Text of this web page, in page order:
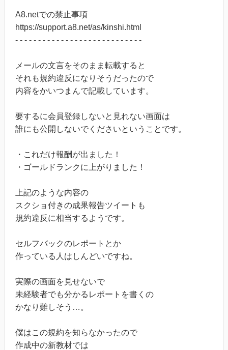
A8.netでの禁止事項
https://support.a8.net/as/kinshi.html
- - - - - - - - - - - - - - - - - - - - - - - - - - - -
メールの文言をそのまま転載すると
それも規約違反になりそうだったので
内容をかいつまんで記載しています。
要するに会員登録しないと見れない画面は
誰にも公開しないでくださいということです。
・これだけ報酬が出ました！
・ゴールドランクに上がりました！
上記のような内容の
スクショ付きの成果報告ツイートも
規約違反に相当するようです。
セルフバックのレポートとか
作っている人はしんどいですね。
実際の画面を見せないで
未経験者でも分かるレポートを書くの
かなり難しそう…。
僕はこの規約を知らなかったので
作成中の新教材では